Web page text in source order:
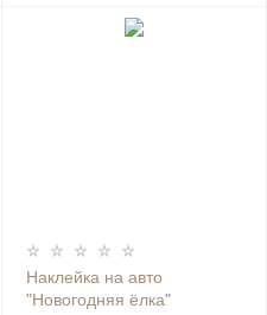
Наклейка на авто
"Новогодняя ёлка"